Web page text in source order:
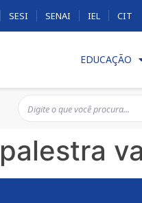
SESI SENAI IEL CIT
EDUCAÇÃO
palestra